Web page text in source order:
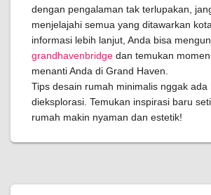
dengan pengalaman tak terlupakan,
menjelajahi semua yang ditawarkan
informasi lebih lanjut, Anda bisa
grandhavenbridge dan temukan
menanti Anda di Grand Haven.
Tips desain rumah minimalis nggak ada
dieksplorasi. Temukan inspirasi baru
rumah makin nyaman dan estetik!